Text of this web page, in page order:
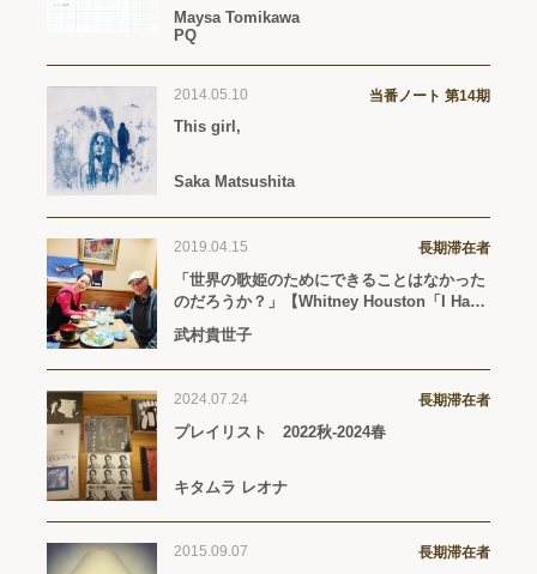
Maysa Tomikawa
PQ
2014.05.10 当番ノート 第14期
This girl,
Saka Matsushita
2019.04.15 長期滞在者
「世界の歌姫のためにできることはなかった
のだろうか？」【Whitney Houston「I Have
Nothing」(1993年2月20日リリース）】
武村貴世子
2024.07.24 長期滞在者
プレイリスト 2022秋-2024春
キタムラ レオナ
2015.09.07 長期滞在者